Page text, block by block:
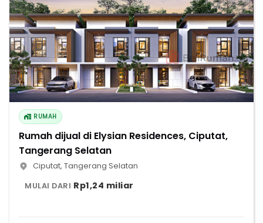
RUMAH
Rumah dijual di Elysian Residences, Ciputat,
Tangerang Selatan
Ciputat, Tangerang Selatan
MULAI DARI Rp1,24 miliar